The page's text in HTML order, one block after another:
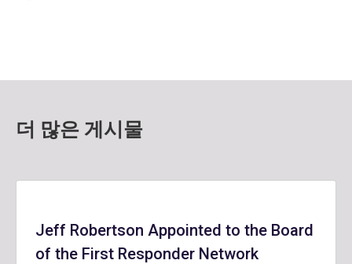
더 많은 게시물
Jeff Robertson Appointed to the Board
of the First Responder Network